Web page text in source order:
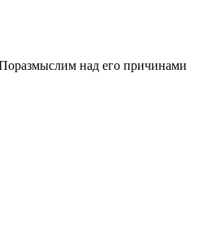
над его причинами